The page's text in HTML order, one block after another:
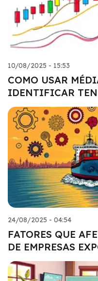
10/08/2025 - 15:53
COMO USAR
IDENTIFICAR
24/08/2025 - 04:54
FATORES QUE
DE EMPRESAS